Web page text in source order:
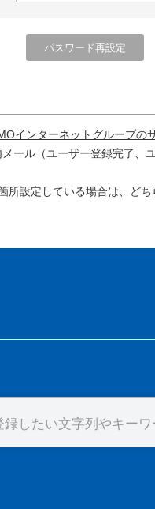
インターネットグループの
ール（ユーザー登録完了、
所設定している場合は、どち